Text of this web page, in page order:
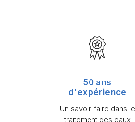
50 ans
d'expérience
Un savoir-faire dans le
traitement des eaux